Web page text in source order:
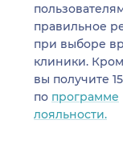
правильное
при выборе
клиники.
вы получите
по программе
лояльности.